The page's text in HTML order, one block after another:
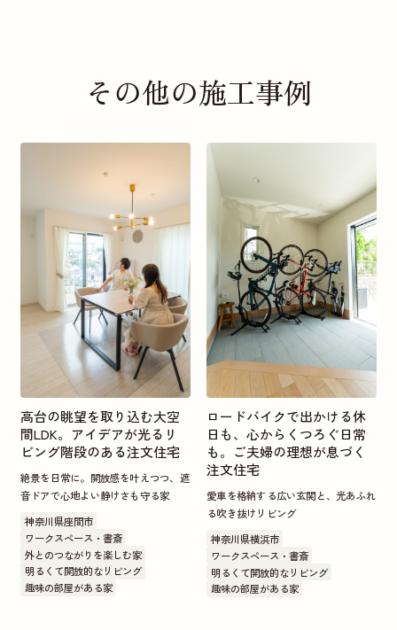
その他の施工事例
高台の眺望を取り込む大空
間LDK。アイデアが光るリ
ビング階段のある注文住宅
絶景を日常に。開放感を叶えつつ、遮
音ドアで心地よい静けさも守る家
神奈川県座間市
ワークスペース・書斎
外とのつながりを楽しむ家
明るくて開放的なリビング
趣味の部屋がある家
ロードバイクで出かける休
日も、心からくつろぐ日常
も。ご夫婦の理想が息づく
注文住宅
愛車を格納する広い玄関と、光あふれ
る吹き抜けリビング
神奈川県横浜市
ワークスペース・書斎
明るくて開放的なリビング
趣味の部屋がある家